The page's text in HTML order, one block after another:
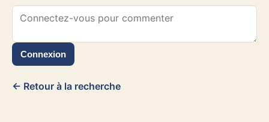
Connexion
← Retour à la recherche